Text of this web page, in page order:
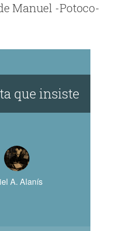
Manuel -Potoco-
que insiste
A. Alanís